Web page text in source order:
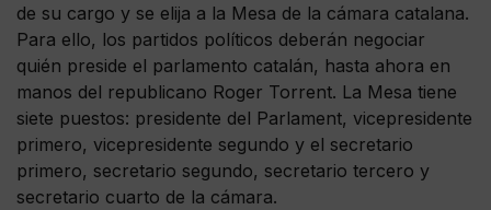
de su cargo y se elija a la Mesa de la cámara catalana.
Para ello, los partidos políticos deberán negociar
quién preside el parlamento catalán, hasta ahora en
manos del republicano Roger Torrent. La Mesa tiene
siete puestos: presidente del Parlament, vicepresidente
primero, vicepresidente segundo y el secretario
primero, secretario segundo, secretario tercero y
secretario cuarto de la cámara.